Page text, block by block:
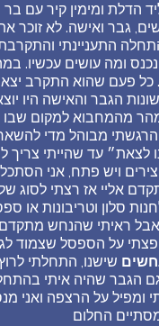
ומימין קיר עם בר
גבר ואישה. לא
התעניינתי
ומה עושים עכשיו.
פעם שהוא התקרב
הגבר והאישה היו
מהמחבוא למקום
מבוהל מדי
לצאת״ עד שהייתי
ויש פתח, אני
אליי אז רצתי לסוג
סלון וטריבונות
אבל ראיתי שהנחש
על הספסל שצמוד
שישנו, התחלתי
הגבר שהיה איתי
ומפיל על הרצפה ואני
החלום